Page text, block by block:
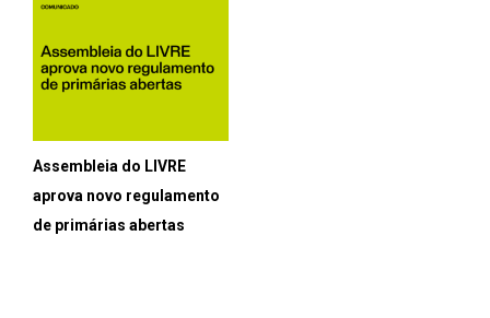
Assembleia do LIVRE
aprova novo regulamento
de primárias abertas